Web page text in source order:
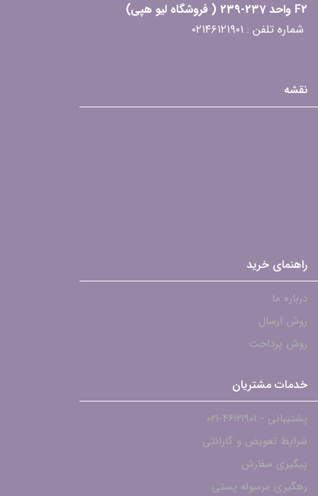
F2 واحد 237-239 ( فروشگاه لیو هپی)
شماره تلفن : ۰۲۱۴۶۱۲۱۹۰۱
نقشه
راهنمای خرید
درباره ما
روش ارسال
روش پرداخت
خدمات مشتریان
پشتیبانی - ۴۶۱۲۱۹۰۱-021
شرایط تعویض و گارانتی
پیگیری سفارش
رهگیری مرسوله پستی